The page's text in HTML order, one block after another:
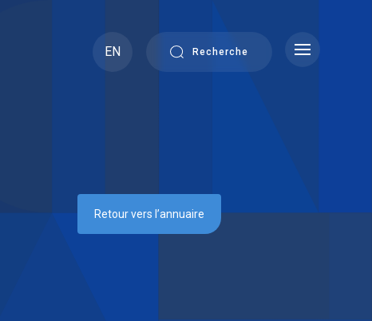
EN
Recherche
Retour vers l’annuaire